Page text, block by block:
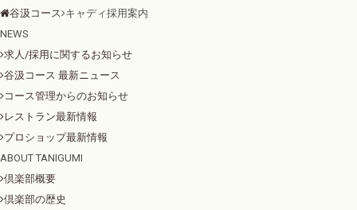
谷汲コース キャディ採用案内
NEWS
求人/採用に関するお知らせ
谷汲コース 最新ニュース
コース管理からのお知らせ
レストラン最新情報
プロショップ最新情報
ABOUT TANIGUMI
倶楽部概要
倶楽部の歴史